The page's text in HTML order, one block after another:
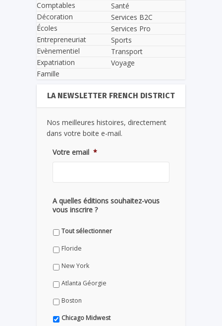
Comptables
Décoration
Écoles
Entrepreneuriat
Evènementiel
Expatriation
Famille
Santé
Services B2C
Services Pro
Sports
Transport
Voyage
LA NEWSLETTER FRENCH DISTRICT
Nos meilleures histoires, directement
dans votre boite e-mail.
Votre email *
A quelles éditions souhaitez-vous
vous inscrire ?
Tout sélectionner
Floride
New York
Atlanta Géorgie
Boston
Chicago Midwest